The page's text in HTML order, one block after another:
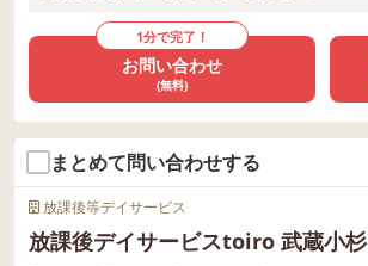
1分で完了！
お問い合わせ
(無料)
まとめて問い合わせする
放課後等デイサービス
放課後デイサービスtoiro 武蔵小杉